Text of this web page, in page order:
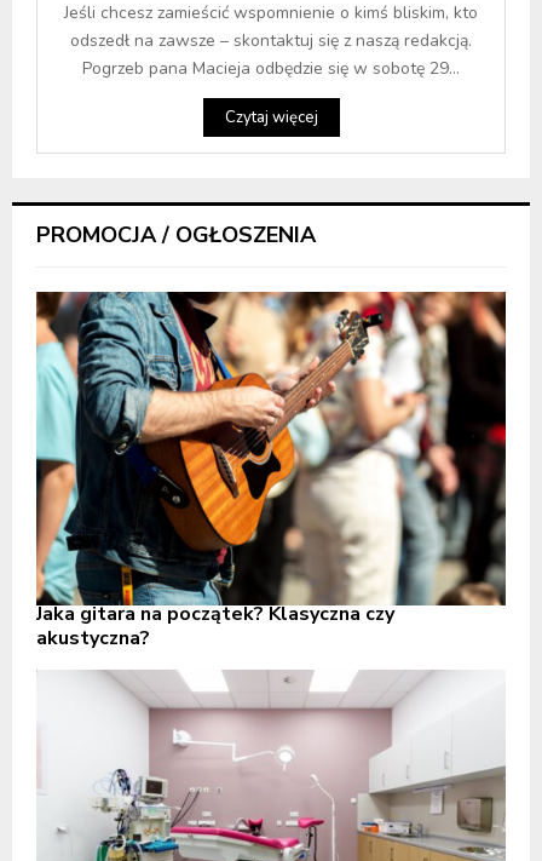
Jeśli chcesz zamieścić wspomnienie o kimś bliskim, kto
odszedł na zawsze – skontaktuj się z naszą redakcją.
Pogrzeb pana Macieja odbędzie się w sobotę 29...
Czytaj więcej
PROMOCJA / OGŁOSZENIA
Jaka gitara na początek? Klasyczna czy
akustyczna?